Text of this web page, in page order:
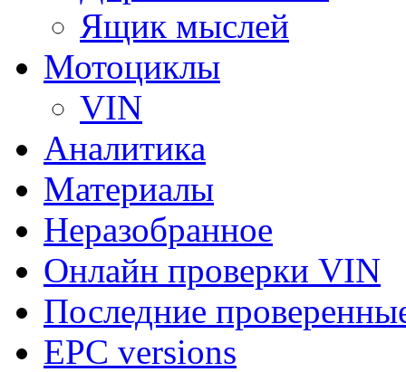
Ящик мыслей
Мотоциклы
VIN
Аналитика
Материалы
Неразобранное
Онлайн проверки VIN
Последние
EPC versions